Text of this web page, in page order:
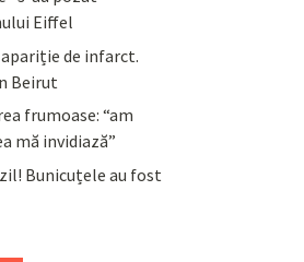
Eiffel
de infarct.
Beirut
frumoase: “am
mă invidiază”
Bunicuțele au fost